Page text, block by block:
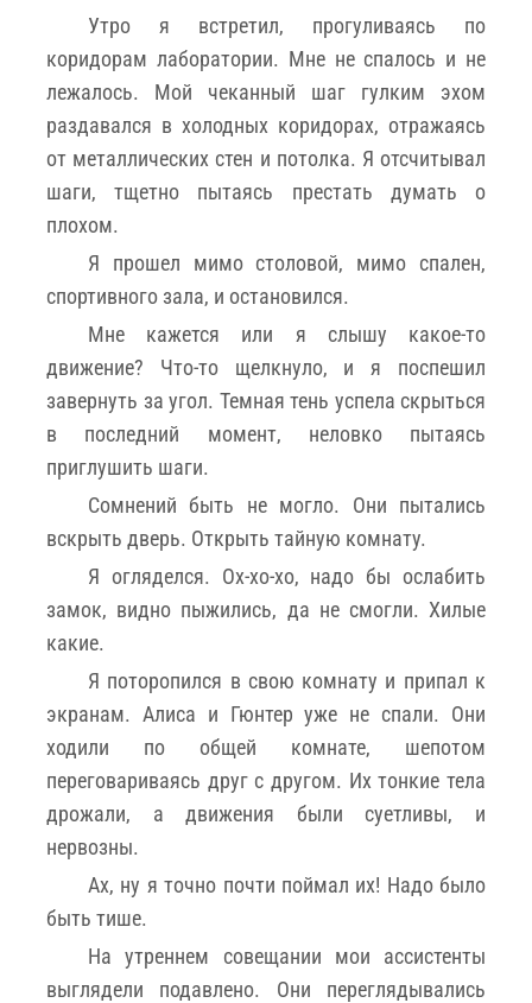
Утро я встретил, прогуливаясь по
коридорам лаборатории. Мне не спалось и не
лежалось. Мой чеканный шаг гулким эхом
раздавался в холодных коридорах, отражаясь
от металлических стен и потолка. Я отсчитывал
шаги, тщетно пытаясь престать думать о
плохом.
Я прошел мимо столовой, мимо спален,
спортивного зала, и остановился.
Мне кажется или я слышу какое-то
движение? Что-то щелкнуло, и я поспешил
завернуть за угол. Темная тень успела скрыться
в последний момент, неловко пытаясь
приглушить шаги.
Сомнений быть не могло. Они пытались
вскрыть дверь. Открыть тайную комнату.
Я огляделся. Ох-хо-хо, надо бы ослабить
замок, видно пыжились, да не смогли. Хилые
какие.
Я поторопился в свою комнату и припал к
экранам. Алиса и Гюнтер уже не спали. Они
ходили по общей комнате, шепотом
переговариваясь друг с другом. Их тонкие тела
дрожали, а движения были суетливы, и
нервозны.
Ах, ну я точно почти поймал их! Надо было
быть тише.
На утреннем совещании мои ассистенты
выглядели подавлено. Они переглядывались